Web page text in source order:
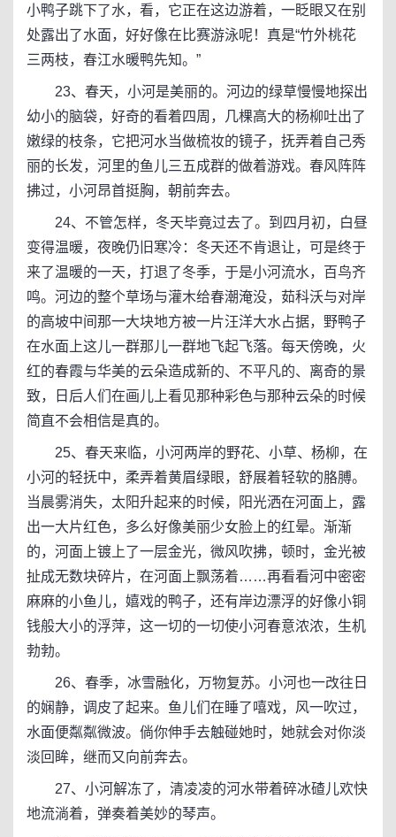
小鸭子跳下了水，看，它正在这边游着，一眨眼又在别
处露出了水面，好好像在比赛游泳呢！真是“竹外桃花
三两枝，春江水暖鸭先知。”
23、春天，小河是美丽的。河边的绿草慢慢地探出
幼小的脑袋，好奇的看着四周，几棵高大的杨柳吐出了
嫩绿的枝条，它把河水当做梳妆的镜子，抚弄着自己秀
丽的长发，河里的鱼儿三五成群的做着游戏。春风阵阵
拂过，小河昂首挺胸，朝前奔去。
24、不管怎样，冬天毕竟过去了。到四月初，白昼
变得温暖，夜晚仍旧寒冷：冬天还不肯退让，可是终于
来了温暖的一天，打退了冬季，于是小河流水，百鸟齐
鸣。河边的整个草场与灌木给春潮淹没，茹科沃与对岸
的高坡中间那一大块地方被一片汪洋大水占据，野鸭子
在水面上这儿一群那儿一群地飞起飞落。每天傍晚，火
红的春霞与华美的云朵造成新的、不平凡的、离奇的景
致，日后人们在画儿上看见那种彩色与那种云朵的时候
简直不会相信是真的。
25、春天来临，小河两岸的野花、小草、杨柳，在
小河的轻抚中，柔弄着黄眉绿眼，舒展着轻软的胳膊。
当晨雾消失，太阳升起来的时候，阳光洒在河面上，露
出一大片红色，多么好像美丽少女脸上的红晕。渐渐
的，河面上镀上了一层金光，微风吹拂，顿时，金光被
扯成无数块碎片，在河面上飘荡着……再看看河中密密
麻麻的小鱼儿，嬉戏的鸭子，还有岸边漂浮的好像小铜
钱般大小的浮萍，这一切的一切使小河春意浓浓，生机
勃勃。
26、春季，冰雪融化，万物复苏。小河也一改往日
的娴静，调皮了起来。鱼儿们在睡了嘻戏，风一吹过，
水面便粼粼微波。倘你伸手去触碰她时，她就会对你淡
淡回眸，继而又向前奔去。
27、小河解冻了，清凌凌的河水带着碎冰碴儿欢快
地流淌着，弹奏着美妙的琴声。